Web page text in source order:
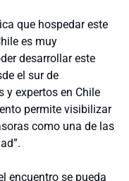
que hospedar este
es muy
desarrollar este
el sur de
y expertos en Chile
permite visibilizar
como una de las
encuentro se pueda